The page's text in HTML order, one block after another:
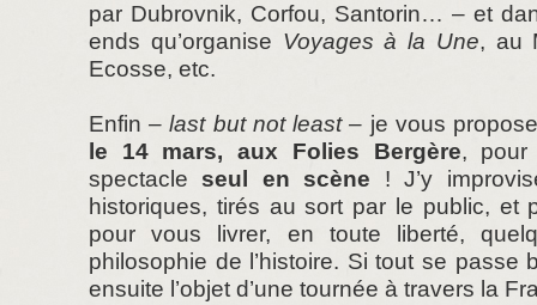
par Dubrovnik, Corfou, Santorin… – et
ends qu’organise Voyages à la Une, au
Ecosse, etc.
Enfin– last but not least – je vous
le 14 mars, aux
Folies Bergère, pour
spectacle seul en scène ! J’y
historiques, tirés au sort par le public, et
pour vous livrer, en toute liberté,
philosophie de l’histoire. Si tout se passe
ensuite l’objet d’une tournée à travers la